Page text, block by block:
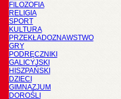
FILOZOFIA
RELIGIA
SPORT
KULTURA
PRZEKŁADOZNAWSTWO
GRY
PODRĘCZNIKI
GALICYJSKI
HISZPAŃSKI
DZIECI
GIMNAZJUM
DOROŚLI